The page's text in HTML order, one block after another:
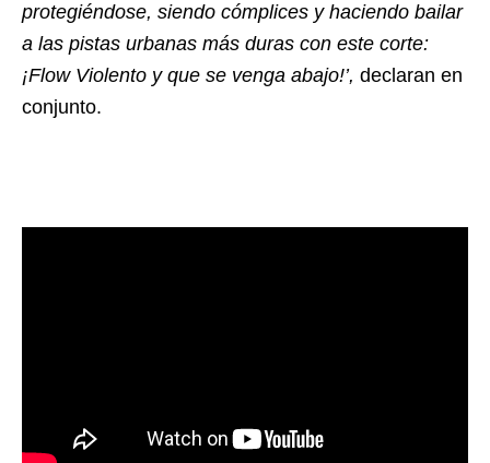
protegiéndose, siendo cómplices y haciendo bailar
a las pistas urbanas más duras con este corte:
¡Flow Violento y que se venga abajo!’, declaran en
conjunto.